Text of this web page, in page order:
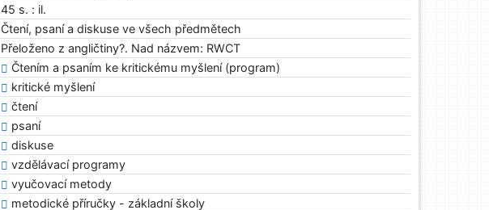
45 s. : il.
Čtení, psaní a diskuse ve všech předmětech
Přeloženo z angličtiny?. Nad názvem: RWCT
Čtením a psaním ke kritickému myšlení (program)
kritické myšlení
čtení
psaní
diskuse
vzdělávací programy
vyučovací metody
metodické příručky - základní školy